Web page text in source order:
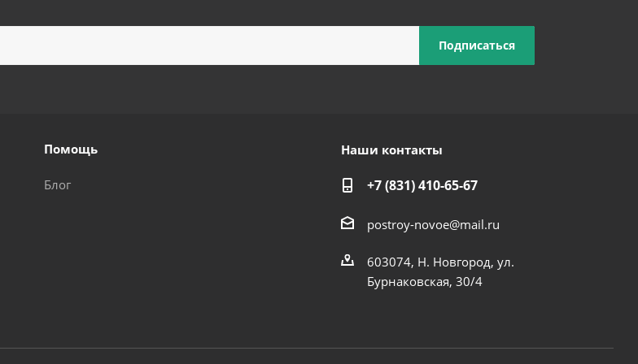
Помощь
Блог
Наши контакты
+7 (831) 410-65-67
postroy-novoe@mail.ru
603074, Н. Новгород, ул.
Бурнаковская, 30/4